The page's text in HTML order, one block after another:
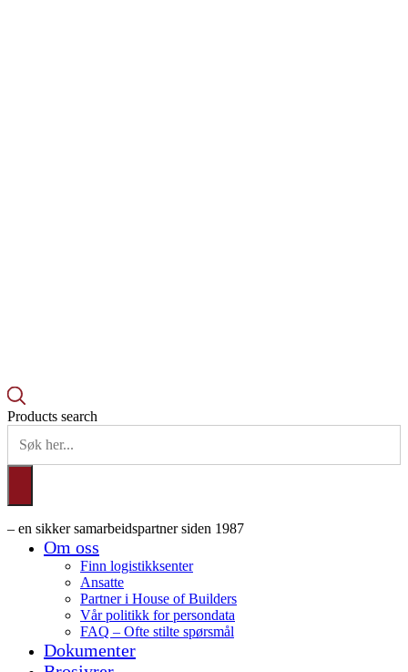
Products search
– en sikker samarbeidspartner siden 1987
Om oss
Finn logistikksenter
Ansatte
Partner i House of Builders
Vår politikk for persondata
FAQ – Ofte stilte spørsmål
Dokumenter